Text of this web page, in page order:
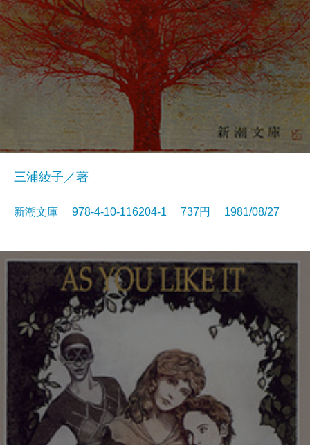
三浦綾子／著
新潮文庫 978-4-10-116204-1 737円 1981/08/27